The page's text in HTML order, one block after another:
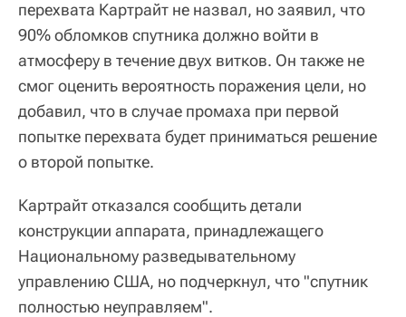
перехвата Картрайт не назвал, но заявил, что
90% обломков спутника должно войти в
атмосферу в течение двух витков. Он также не
смог оценить вероятность поражения цели, но
добавил, что в случае промаха при первой
попытке перехвата будет приниматься решение
о второй попытке.
Картрайт отказался сообщить детали
конструкции аппарата, принадлежащего
Национальному разведывательному
управлению США, но подчеркнул, что "спутник
полностью неуправляем".